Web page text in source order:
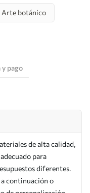
Arte botánico
y pago
de alta calidad,
para
diferentes.
continuación o